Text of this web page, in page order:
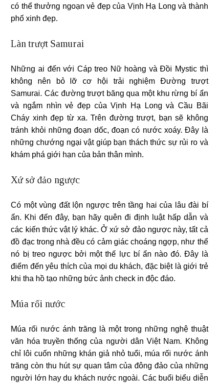
có thể thưởng ngoạn vẻ đẹp của Vịnh Hạ Long và thành
phố xinh đẹp.
Làn trượt Samurai
Những ai đến với Cáp treo Nữ hoàng và Đồi Mystic thì
không nên bỏ lỡ cơ hội trải nghiệm Đường trượt
Samurai. Các đường trượt băng qua một khu rừng bí ẩn
và ngắm nhìn vẻ đẹp của Vịnh Hạ Long và Cầu Bãi
Cháy xinh đẹp từ xa. Trên đường trượt, bạn sẽ không
tránh khỏi những đoạn dốc, đoạn có nước xoáy. Đây là
những chướng ngại vật giúp bạn thách thức sự rủi ro và
khám phá giới hạn của bản thân mình.
Xứ sở đảo ngược
Có một vùng đất lộn ngược trên tầng hai của lâu đài bí
ẩn. Khi đến đây, bạn hãy quên đi định luật hấp dẫn và
các kiến ​​thức vật lý khác. Ở xứ sở đảo ngược này, tất cả
đồ đạc trong nhà đều có cảm giác choáng ngợp, như thể
nó bị treo ngược bởi một thế lực bí ẩn nào đó. Đây là
điểm đến yêu thích của mọi du khách, đặc biệt là giới trẻ
khi tha hồ tạo những bức ảnh check in độc đáo.
Múa rối nước
Múa rối nước ánh trăng là một trong những nghệ thuật
văn hóa truyền thống của người dân Việt Nam. Không
chỉ lôi cuốn những khán giả nhỏ tuổi, múa rối nước ánh
trăng còn thu hút sự quan tâm của đông đảo của những
người lớn hay du khách nước ngoài. Các buổi biểu diễn